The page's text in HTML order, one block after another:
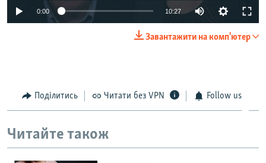
720p 1080p
0:00 10:27
720p
1080p
Завантажити на комп'ютер
Поділитись Читати без VPN Follow us
Читайте також